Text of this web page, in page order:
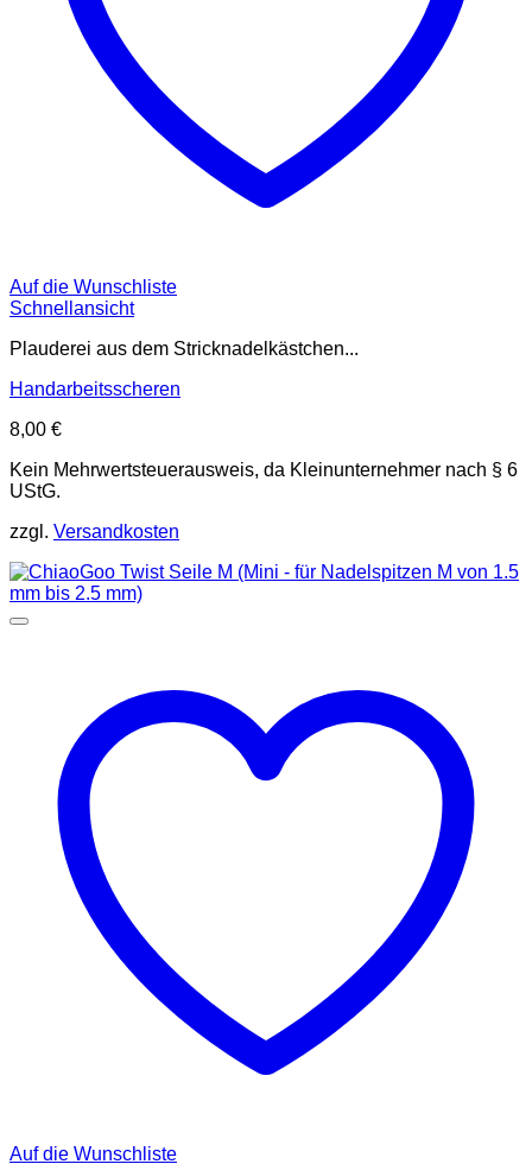
Auf die Wunschliste
Schnellansicht
Plauderei aus dem Stricknadelkästchen...
Handarbeitsscheren
8,00 €
Kein Mehrwertsteuerausweis, da Kleinunternehmer nach § 6
UStG.
zzgl. Versandkosten
Auf die Wunschliste